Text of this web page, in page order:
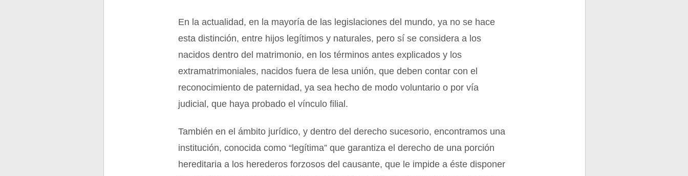
En la actualidad, en la mayoría de las legislaciones del mundo, ya no se hace
esta distinción, entre hijos legítimos y naturales, pero sí se considera a los
nacidos dentro del matrimonio, en los términos antes explicados y los
extramatrimoniales, nacidos fuera de lesa unión, que deben contar con el
reconocimiento de paternidad, ya sea hecho de modo voluntario o por vía
judicial, que haya probado el vínculo filial.
También en el ámbito jurídico, y dentro del derecho sucesorio, encontramos una
institución, conocida como “legítima” que garantiza el derecho de una porción
hereditaria a los herederos forzosos del causante, que le impide a éste disponer